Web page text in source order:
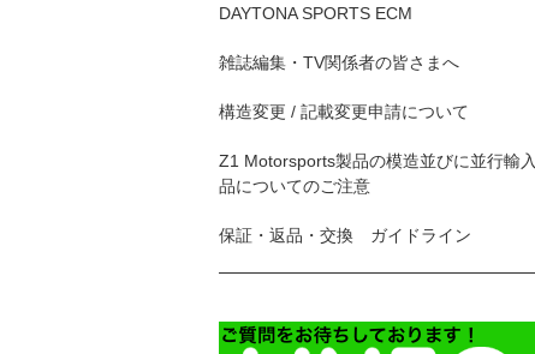
DAYTONA SPORTS ECM
雑誌編集・TV関係者の皆さまへ
構造変更 / 記載変更申請について
Z1 Motorsports製品の模造並びに並行輸入
品についてのご注意
保証・返品・交換 ガイドライン